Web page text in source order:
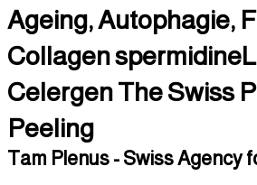
Ageing, Autophagie,
Collagen
Celergen The Swiss
Peeling
Tam Plenus - Swiss Agency